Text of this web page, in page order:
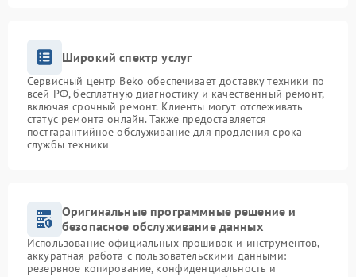
Широкий спектр услуг
Сервисный центр Beko обеспечивает доставку техники по
всей РФ, бесплатную диагностику и качественный ремонт,
включая срочный ремонт. Клиенты могут отслеживать
статус ремонта онлайн. Также предоставляется
постгарантийное обслуживание для продления срока
службы техники
Оригинальные программные решение и
безопасное обслуживание данных
Использование официальных прошивок и инструментов,
аккуратная работа с пользовательскими данными:
резервное копирование, конфиденциальность и